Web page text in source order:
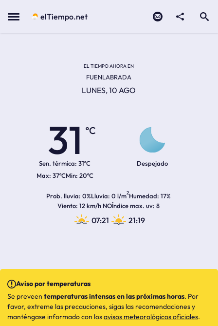
Menu elTiempo.net
EL TIEMPO AHORA EN
FUENLABRADA
LUNES, 10 AGO
31
ºC
Sen. térmica: 31ºC
37ºC 20ºC
Despejado
Prob. lluvia 0%Lluvia 0 l/m2Humedad 17%
Viento 12 km/h NOÍndice max. uv 8
07:21 21:19
Aviso por temperaturas
Se preveen temperaturas intensas en las próximas horas. Por
favor, extreme las precauciones, sigas las recomendaciones y
manténgase informado con losavisos meteorológicos oficiales.